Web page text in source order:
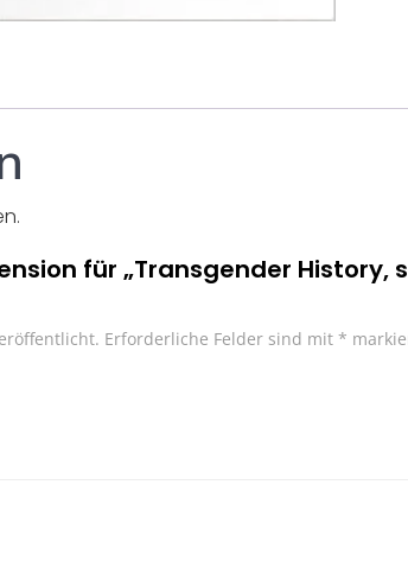
für „Transgender History,
Erforderliche Felder sind mit *